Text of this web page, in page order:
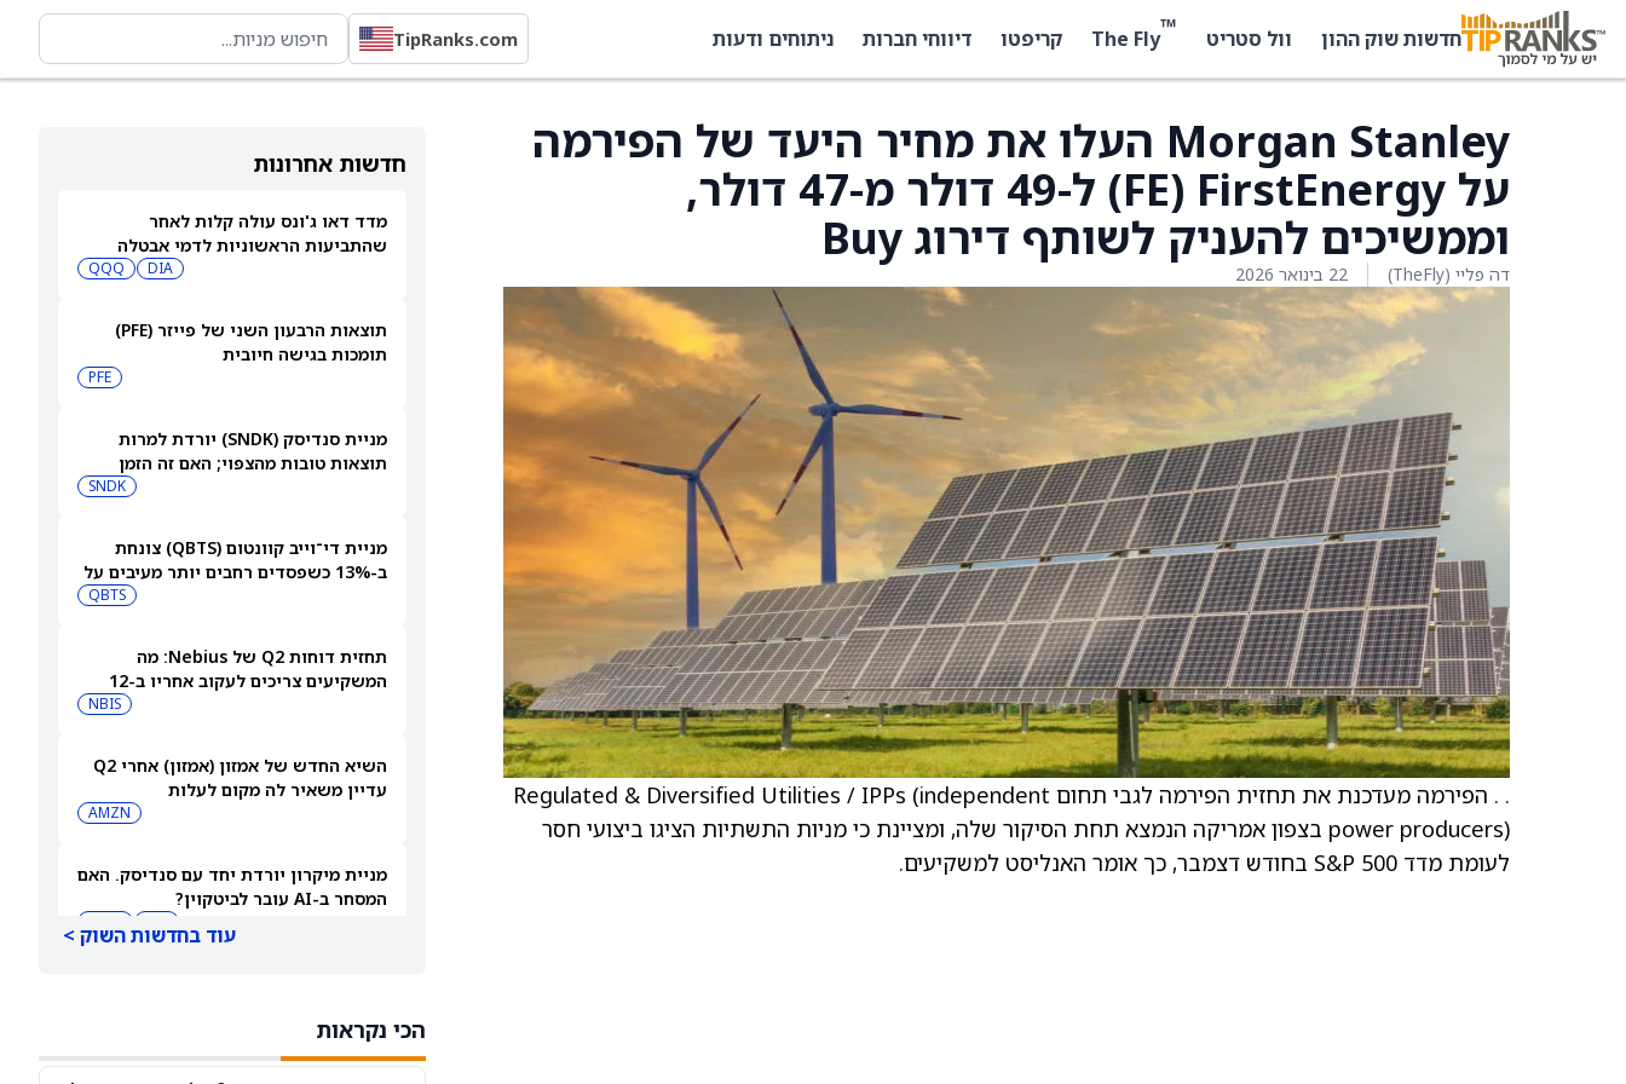
חדשות שוק ההון וול סטריט ™
The Fly קריפטו דיווחי חברות ניתוחים ודעות TipRanks.com
חדשות אחרונות
מדד דאו ג'ונס עולה קלות לאחר
שהתביעות הראשוניות לדמי אבטלה
DIA
QQQ
תוצאות הרבעון השני של פייזר (PFE)
תומכות בגישה חיובית
PFE
מניית סנדיסק (SNDK) יורדת למרות
תוצאות טובות מהצפוי; האם זה הזמן
SNDK
מניית די־וייב קוונטום (QBTS) צונחת
ב-13% כשפסדים רחבים יותר מעיבים על
QBTS
תחזית דוחות Q2 של Nebius: מה
המשקיעים צריכים לעקוב אחריו ב-12
NBIS
השיא החדש של אמזון (אמזון) אחרי Q2
עדיין משאיר לה מקום לעלות
AMZN
מניית מיקרון יורדת יחד עם סנדיסק. האם
המסחר ב-AI עובר לביטקוין?
מודאגת עכשיו
עוד בחדשות השוק >
הכי נקראות
Morgan Stanley העלו את מחיר היעד של הפירמה
על FirstEnergy ‏(FE) ל-49 דולר מ-47 דולר,
וממשיכים להעניק לשותף דירוג Buy
דה פליי (TheFly) 22 בינואר 2026
. . הפירמה מעדכנת את תחזית הפירמה לגבי תחום Regulated & Diversified Utilities / IPPs (independent
power producers) בצפון אמריקה הנמצא תחת הסיקור שלה, ומציינת כי מניות התשתיות הציגו ביצועי חסר
לעומת מדד S&P 500 בחודש דצמבר, כך אומר האנליסט למשקיעים.